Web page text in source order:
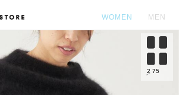
WOMEN MEN
2 75